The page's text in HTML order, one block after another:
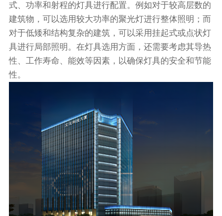
式、功率和射程的灯具进行配置。例如对于较高层数的
建筑物，可以选用较大功率的聚光灯进行整体照明；而
对于低矮和结构复杂的建筑，可以采用挂起式或点状灯
具进行局部照明。在灯具选用方面，还需要考虑其导热
性、工作寿命、能效等因素，以确保灯具的安全和节能
性。